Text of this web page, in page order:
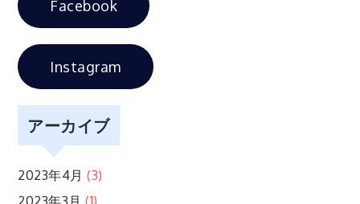
シ
ョ
ン
Facebook
Instagram
アーカイブ
2023年4月 (3)